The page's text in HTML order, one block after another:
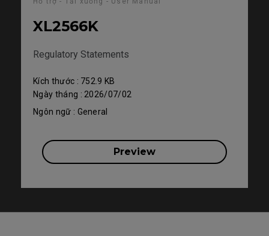
XL2566K
Regulatory Statements
Kích thước : 752.9 KB
Ngày tháng : 2026/07/02
Ngôn ngữ : General
Preview